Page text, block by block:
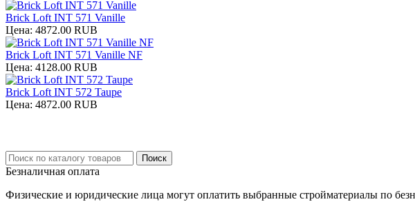
Brick Loft INT 571 Vanille
Цена: 4872.00 RUB
Brick Loft INT 571 Vanille NF
Цена: 4128.00 RUB
Brick Loft INT 572 Taupe
Цена: 4872.00 RUB
Безналичная оплата
Физические и юридические лица могут оплатить выбранные стройматериалы по